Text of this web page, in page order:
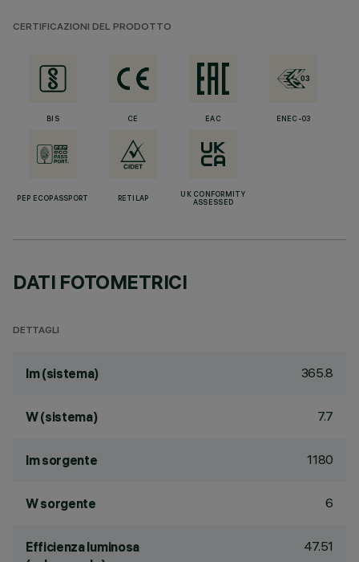
CERTIFICAZIONI DEL PRODOTTO
BIS CE EAC ENEC-03
PEP ECOPASSPORT RETILAP
UK CONFORMITY
ASSESSED
DATI FOTOMETRICI
DETTAGLI
lm (sistema) 365.8
W (sistema) 7.7
lm sorgente 1180
W sorgente 6
Efficienza luminosa
47.51